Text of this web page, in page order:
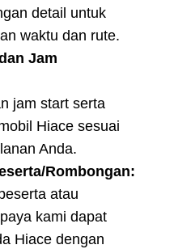
detail untuk
waktu dan rute.
Jam
jam start serta
Hiace sesuai
Anda.
Rombongan:
atau
kami dapat
Hiace dengan